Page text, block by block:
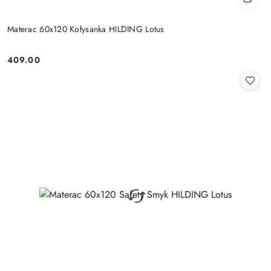
Materac 60x120 Kołysanka HILDING Lotus
Cena:
409.00